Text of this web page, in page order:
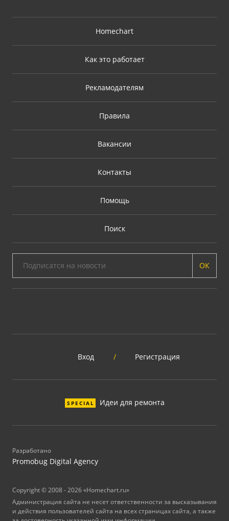
Homechart
Как это работает
Рекламодателям
Правила
Вакансии
Контакты
Помощь
Поиск
ОК
Вход / Регистрация
SPECIAL Идеи для ремонта
Разработано
Promobug Digital Agency
Copyright © 2008 - 2026 «Homechart.ru»
Администрация сайта не несет ответственности за высказывания
и действия пользователей сайта на всех страницах сайта, а также